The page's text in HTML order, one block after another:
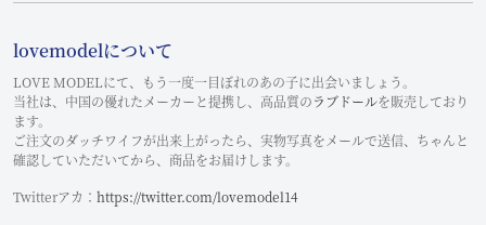
lovemodelについて
LOVE MODELにて、もう一度一目ぼれのあの子に出会いましょう。
当社は、中国の優れたメーカーと提携し、高品質のラブドールを販売しており
ます。
ご注文のダッチワイフが出来上がったら、実物写真をメールで送信、ちゃんと
確認していただいてから、商品をお届けします。
Twitterアカ： https://twitter.com/lovemodel14